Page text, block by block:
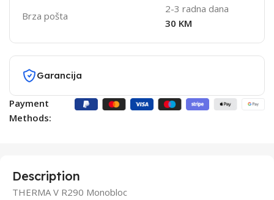
Brza pošta
2-3 radna dana
30 KM
Garancija
Payment
Methods:
Description
THERMA V R290 Monobloc